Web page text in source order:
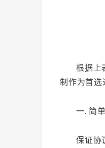
根据上
制作为首选
一. 简
保证协